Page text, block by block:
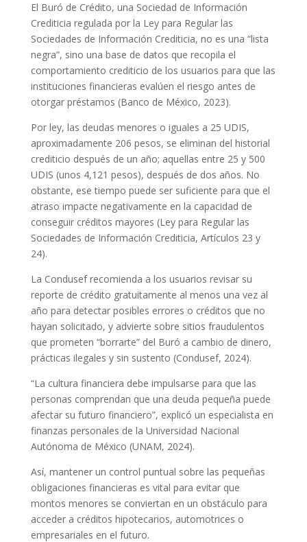
El Buró de Crédito, una Sociedad de Información
Crediticia regulada por la Ley para Regular las
Sociedades de Información Crediticia, no es una “lista
negra”, sino una base de datos que recopila el
comportamiento crediticio de los usuarios para que las
instituciones financieras evalúen el riesgo antes de
otorgar préstamos (Banco de México, 2023).
Por ley, las deudas menores o iguales a 25 UDIS,
aproximadamente 206 pesos, se eliminan del historial
crediticio después de un año; aquellas entre 25 y 500
UDIS (unos 4,121 pesos), después de dos años. No
obstante, ese tiempo puede ser suficiente para que el
atraso impacte negativamente en la capacidad de
conseguir créditos mayores (Ley para Regular las
Sociedades de Información Crediticia, Artículos 23 y
24).
La Condusef recomienda a los usuarios revisar su
reporte de crédito gratuitamente al menos una vez al
año para detectar posibles errores o créditos que no
hayan solicitado, y advierte sobre sitios fraudulentos
que prometen “borrarte” del Buró a cambio de dinero,
prácticas ilegales y sin sustento (Condusef, 2024).
“La cultura financiera debe impulsarse para que las
personas comprendan que una deuda pequeña puede
afectar su futuro financiero”, explicó un especialista en
finanzas personales de la Universidad Nacional
Autónoma de México (UNAM, 2024).
Así, mantener un control puntual sobre las pequeñas
obligaciones financieras es vital para evitar que
montos menores se conviertan en un obstáculo para
acceder a créditos hipotecarios, automotrices o
empresariales en el futuro.